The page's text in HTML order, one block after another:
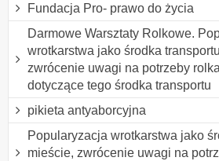
Fundacja Pro- prawo do życia
Darmowe Warsztaty Rolkowe.
wrotkarstwa jako środka
zwrócenie uwagi na potrzeby
dotyczące tego środka transportu
pikieta antyaborcyjna
Popularyzacja wrotkarstwa jako
mieście, zwrócenie uwagi na